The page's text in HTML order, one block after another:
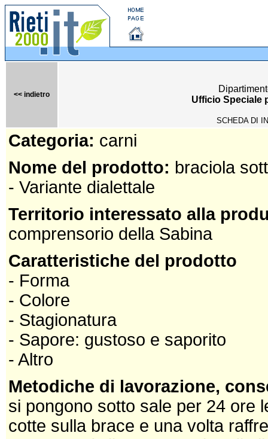
<< indietro
Ufficio Speciale
SCHEDA DI
Categoria: carni
Nome del prodotto: braciola
- Variante dialettale
Territorio interessato alla
comprensorio della Sabina
Caratteristiche del prodotto
- Forma
- Colore
- Stagionatura
- Sapore: gustoso e saporito
- Altro
Metodiche di lavorazione,
si pongono sotto sale per 24 ore
cotte sulla brace e una volta